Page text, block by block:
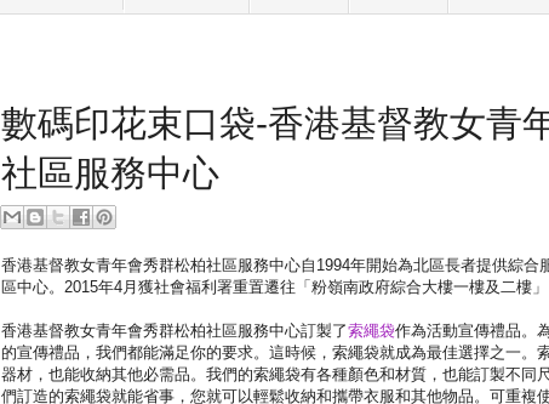
數碼印花束口袋-香港基督教女青
社區服務中心
香港基督教女青年會秀群松柏社區服務中心自1994年開始為北區長者提供綜合
區中心。2015年4月獲社會福利署重置遷往「粉嶺南政府綜合大樓一樓及二樓」
香港基督教女青年會秀群松柏社區服務中心訂製了索繩袋作為活動宣傳禮品。
的宣傳禮品，我們都能滿足你的要求。這時候，索繩袋就成為最佳選擇之一。
器材，也能收納其他必需品。我們的索繩袋有各種顏色和材質，也能訂製不同
們訂造的索繩袋就能省事，您就可以輕鬆收納和攜帶衣服和其他物品。可重複